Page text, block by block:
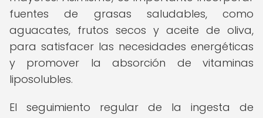
fuentes de grasas saludables, como
aguacates, frutos secos y aceite de oliva,
para satisfacer las necesidades energéticas
y promover la absorción de vitaminas
liposolubles.
El seguimiento regular de la ingesta de